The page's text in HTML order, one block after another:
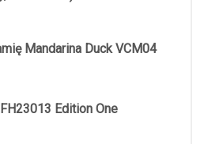
Mandarina Duck VCM04
Edition One